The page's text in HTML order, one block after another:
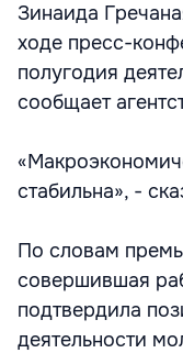
Зинаида
ходе пресс-
полугодия
сообщает
стабильна», -
По словам
совершившая
подтвердила
деятельности